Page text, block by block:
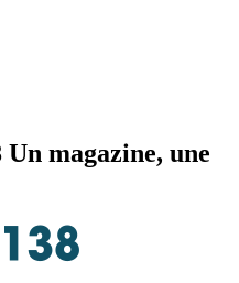
Un magazine, une